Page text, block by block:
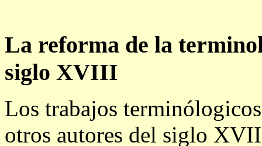
La reforma de la
siglo XVIII
Los trabajos
otros autores del siglo